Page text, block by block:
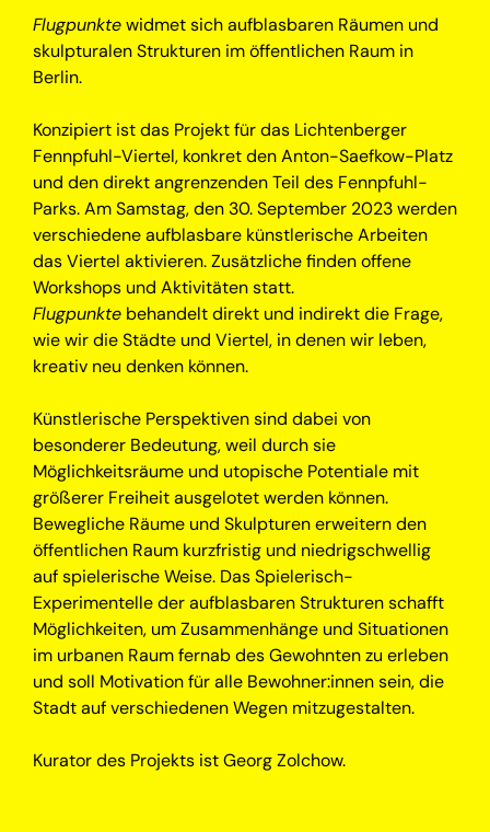
Flugpunktewidmet sich aufblasbaren Räumen und
skulpturalen Strukturen im öffentlichen Raum in
Berlin.
Konzipiert ist das Projekt für das Lichtenberger
Fennpfuhl-Viertel, konkret den Anton-Saefkow-Platz
und den direkt angrenzenden Teil des Fennpfuhl-
Parks. Am Samstag, den 30. September 2023 werden
verschiedene aufblasbare künstlerische Arbeiten
das Viertel aktivieren. Zusätzliche finden offene
Workshops und Aktivitäten statt.
Flugpunkte behandelt direkt und indirekt die Frage,
wie wir die Städte und Viertel, in denen wir leben,
kreativ neu denken können.
Künstlerische Perspektiven sind dabei von
besonderer Bedeutung, weil durch sie
Möglichkeitsräume und utopische Potentiale mit
größerer Freiheit ausgelotet werden können.
Bewegliche Räume und Skulpturen erweitern den
öffentlichen Raum kurzfristig und niedrigschwellig
auf spielerische Weise. Das Spielerisch-
Experimentelle der aufblasbaren Strukturen schafft
Möglichkeiten, um Zusammenhänge und Situationen
im urbanen Raum fernab des Gewohnten zu erleben
und soll Motivation für alle Bewohner:innen sein, die
Stadt auf verschiedenen Wegen mitzugestalten.
Kurator des Projekts ist Georg Zolchow.